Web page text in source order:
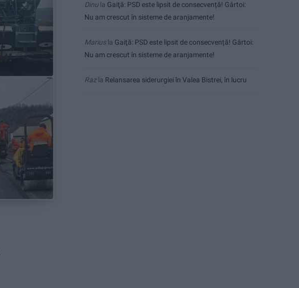
Dinu la Gaiţă: PSD este lipsit de consecvență! Gârtoi:
Nu am crescut în sisteme de aranjamente!
Mariusla Gaiţă: PSD este lipsit de consecvență! Gârtoi:
Nu am crescut în sisteme de aranjamente!
Razla Relansarea siderurgiei în Valea Bistrei, în lucru